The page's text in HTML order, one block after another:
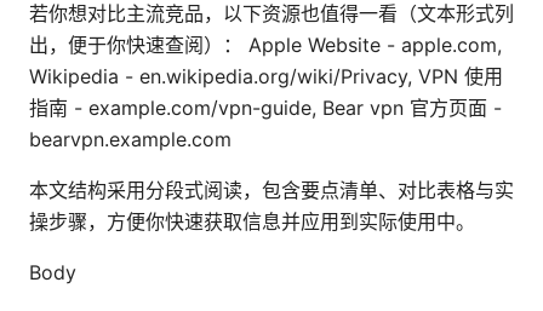
若你想对比主流竞品，以下资源也值得一看（文本形式列
出，便于你快速查阅）： Apple Website - apple.com,
Wikipedia - en.wikipedia.org/wiki/Privacy, VPN 使用
指南 - example.com/vpn-guide, Bear vpn 官方页面 -
bearvpn.example.com
本文结构采用分段式阅读，包含要点清单、对比表格与实
操步骤，方便你快速获取信息并应用到实际使用中。
Body